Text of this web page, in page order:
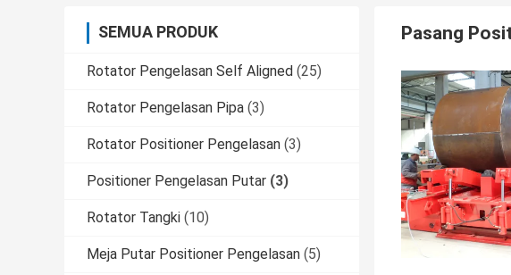
SEMUA PRODUK
Rotator Pengelasan Self Aligned (25)
Rotator Pengelasan Pipa (3)
Rotator Positioner Pengelasan (3)
Positioner Pengelasan Putar (3)
Rotator Tangki (10)
Meja Putar Positioner Pengelasan (5)
Pasang